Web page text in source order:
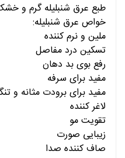
طبع عرق شنبلیله گرم و
خواص عرق شنبلیله:
ملین و نرم کننده
تسکین درد مفاصل
رفع بوی بد دهان
مفید برای سرفه
مفید برای برودت مثانه و
لاغر کننده
تقویت مو
زیبایی صورت
صاف کننده صدا